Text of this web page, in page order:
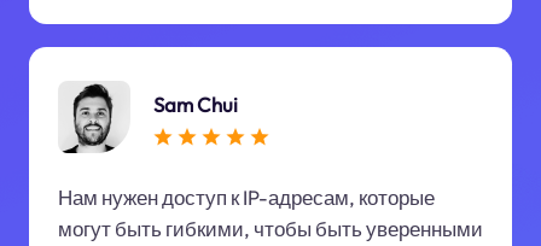
Sam Chui
Нам нужен доступ к IP-адресам, которые
могут быть гибкими, чтобы быть уверенными